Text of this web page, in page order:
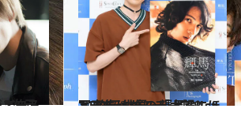
2018.7.31
2.5次元俳優・輝馬の1st写真集は あの「太陽にほえろ！」がモチーフ？
カルチャー